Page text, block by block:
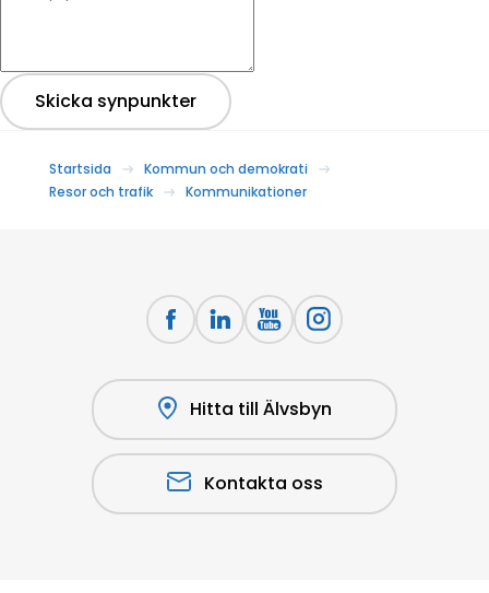
Skicka synpunkter
Startsida
Kommun och demokrati
Resor och trafik
Kommunikationer
Hitta till Älvsbyn
Kontakta oss